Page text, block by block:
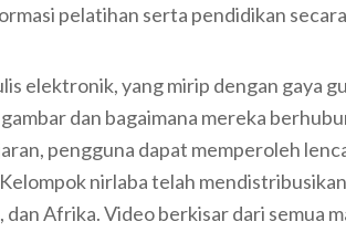
pelatihan serta pendidikan
elektronik, yang mirip dengan gaya
dan bagaimana mereka
pengguna dapat memperoleh
nirlaba telah
Afrika. Video berkisar dari semua